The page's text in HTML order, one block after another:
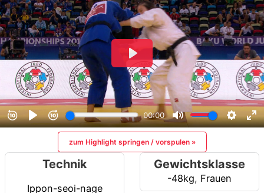
zum Highlight springen / vorspulen »
Technik
Ippon-seoi-nage
Gewichtsklasse
-48kg, Frauen